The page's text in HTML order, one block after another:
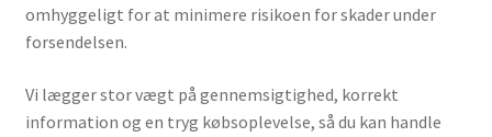
omhyggeligt for at minimere risikoen for skader under
forsendelsen.
Vi lægger stor vægt på gennemsigtighed, korrekt
information og en tryg købsoplevelse, så du kan handle